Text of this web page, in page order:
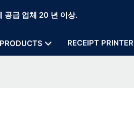
공급 업체 20 년 이상.
PRODUCTS RECEIPT PRINTER